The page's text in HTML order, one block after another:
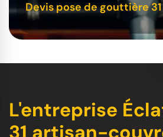
Devis pose de gouttière 31
L'entreprise